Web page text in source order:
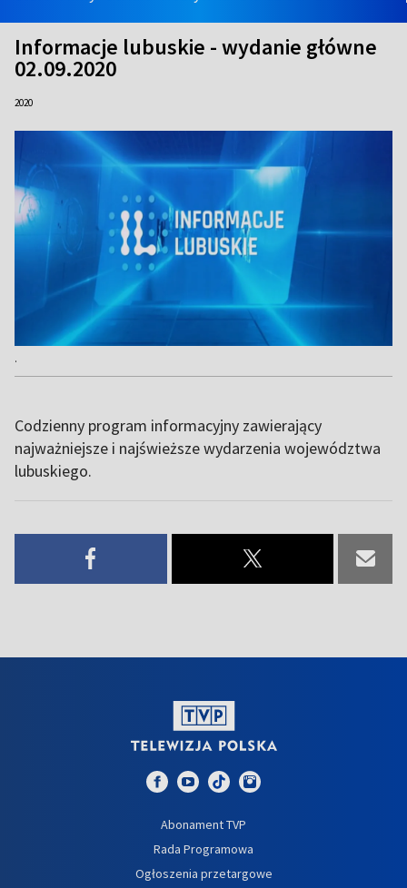
Informacje lubuskie - wydanie główne
02.09.2020
2020
.
Codzienny program informacyjny zawierający
najważniejsze i najświeższe wydarzenia województwa
lubuskiego.
Abonament TVP
Rada Programowa
Ogłoszenia przetargowe